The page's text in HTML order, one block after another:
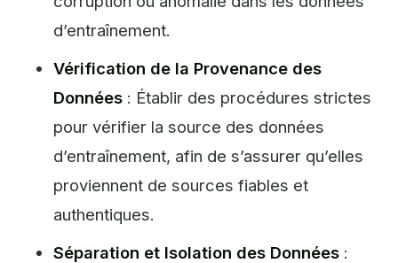
d’entraînement.
Vérification de la Provenance des
Données : Établir des procédures strictes
pour vérifier la source des données
d’entraînement, afin de s’assurer qu’elles
proviennent de sources fiables et
authentiques.
Séparation et Isolation des Données :